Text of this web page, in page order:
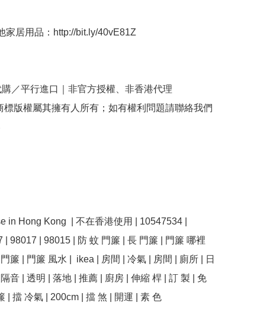
家居用品：http://bit.ly/40vE81Z
／平行進口｜非官方授權、非香港代理
標版權屬其擁有人所有；如有權利問題請聯絡我們
in Hong Kong  | 不在香港使用 | 10547534 |
| 98017 | 98015 | 防 蚊 門簾 | 長 門簾 | 門簾 哪裡
簾 | 門簾 風水 |  ikea | 房間 | 冷氣 | 房間 | 廁所 | 日
音 | 透明 | 落地 | 推薦 | 廚房 | 伸縮 桿 | 訂 製 | 免
| 擋 冷氣 | 200cm | 擋 煞 | 開運 | 素 色